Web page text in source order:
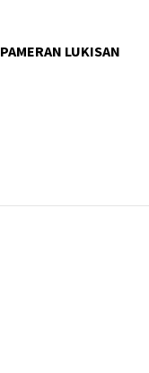
PAMERAN LUKISAN